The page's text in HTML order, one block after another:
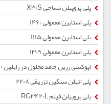
پلی پروپیلن نساجی X30S
پلی استایرن معمولی 1460
پلی استایرن معمولی 1115
پلی استایرن معمولی 1309
اپوکسی رزین جامد محلول در زایلین E01X70
پلی اتیلن سنگین تزریقی 2208
پلی پروپیلن فیلم RG3420L